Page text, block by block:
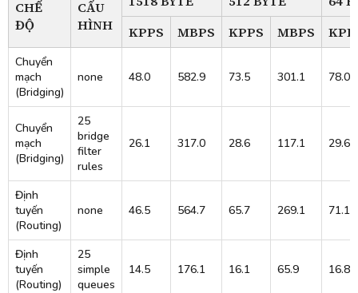
CHẾ
ĐỘ
CẤU
HÌNH
KPPS
MBPS KPPS MBPS
Chuyển
mạch
(Bridging)
none 48.0 582.9 73.5 301.1 78.0
Chuyển
mạch
(Bridging)
25
bridge
filter
rules
26.1 317.0 28.6 117.1 29.6
Định
tuyến
(Routing)
none 46.5 564.7 65.7 269.1 71.1
Định
tuyến
(Routing)
25
simple
queues
14.5 176.1 16.1 65.9 16.8